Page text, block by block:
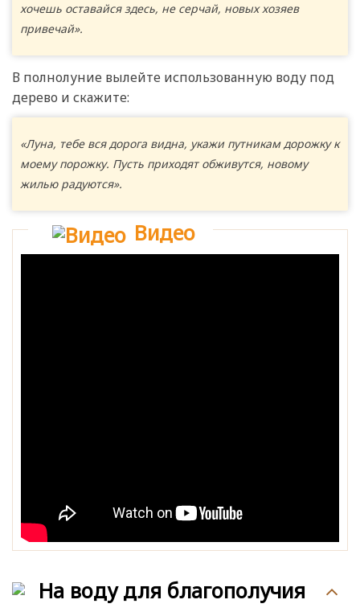
хочешь оставайся здесь, не серчай, новых хозяев
привечай».
В полнолуние вылейте использованную воду под
дерево и скажите:
«Луна, тебе вся дорога видна, укажи путникам дорожку к
моему порожку. Пусть приходят обживутся, новому
жилью радуются».
Видео
На воду для благополучия